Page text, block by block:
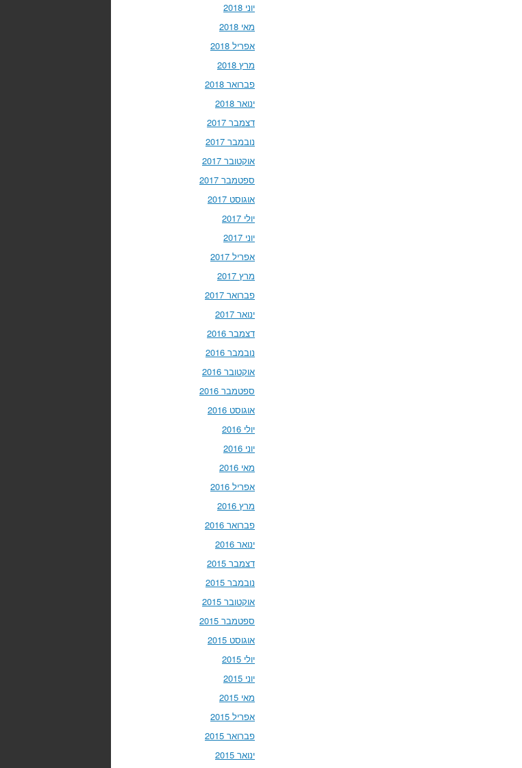
יוני 2018
מאי 2018
אפריל 2018
מרץ 2018
פברואר 2018
ינואר 2018
דצמבר 2017
נובמבר 2017
אוקטובר 2017
ספטמבר 2017
אוגוסט 2017
יולי 2017
יוני 2017
אפריל 2017
מרץ 2017
פברואר 2017
ינואר 2017
דצמבר 2016
נובמבר 2016
אוקטובר 2016
ספטמבר 2016
אוגוסט 2016
יולי 2016
יוני 2016
מאי 2016
אפריל 2016
מרץ 2016
פברואר 2016
ינואר 2016
דצמבר 2015
נובמבר 2015
אוקטובר 2015
ספטמבר 2015
אוגוסט 2015
יולי 2015
יוני 2015
מאי 2015
אפריל 2015
פברואר 2015
ינואר 2015